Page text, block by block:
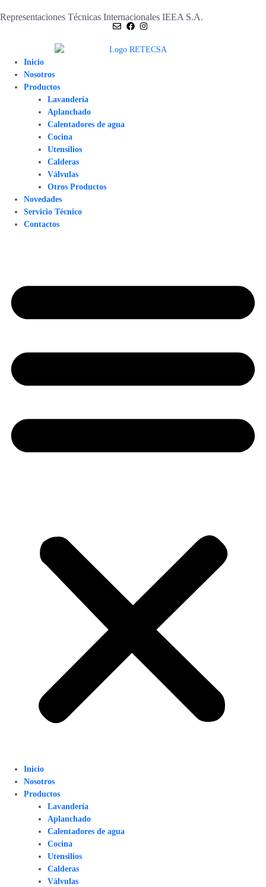
Representaciones Técnicas Internacionales IEEA S.A.
Inicio
Nosotros
Productos
Lavandería
Aplanchado
Calentadores de agua
Cocina
Utensilios
Calderas
Válvulas
Otros Productos
Novedades
Servicio Técnico
Contactos
Inicio
Nosotros
Productos
Lavandería
Aplanchado
Calentadores de agua
Cocina
Utensilios
Calderas
Válvulas